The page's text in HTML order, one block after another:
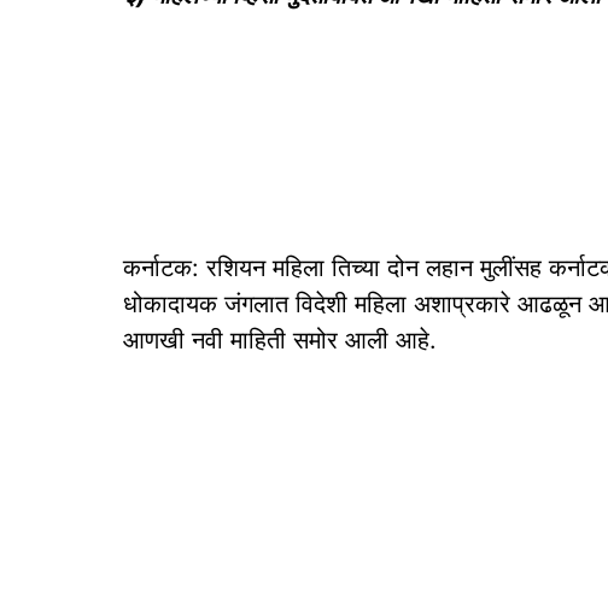
कर्नाटक: रशियन महिला तिच्या दोन लहान मुलींसह
धोकादायक जंगलात विदेशी महिला अशाप्रकारे आढळून
आणखी नवी माहिती समोर आली आहे.